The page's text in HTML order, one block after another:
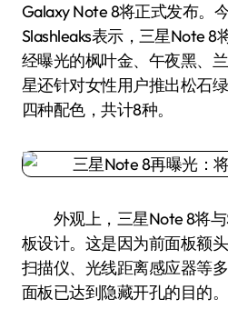
Galaxy Note 8将正式发布。
Slashleaks表示，三星Note 8
经曝光的枫叶金、午夜黑、
星还针对女性用户推出松石
四种配色，共计8种。
外观上，三星Note 8将与
板设计。这是因为前面板额
扫描仪、光线距离感应器等
面板已达到隐藏开孔的目的。